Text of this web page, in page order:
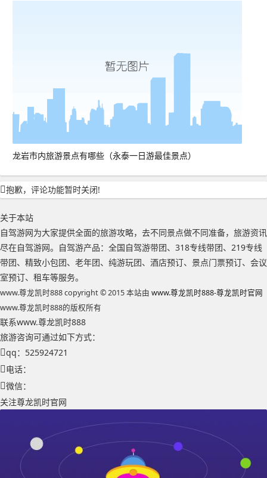
龙岩市内旅游景点有哪些（永泰一日游最佳景点）
抱歉，评论功能暂时关闭!
关于本站
自驾游网为大家提供全面的旅游攻略，去不同景点做不同准备，旅游资讯
尽在自驾游网。自驾游产品：全国自驾游带团、318专线带团、219专线
带团、精致小包团、老年团、纯游玩团、酒店预订、景点门票预订、会议
室预订、租车等服务。
www.尊龙凯时888 copyright © 2015 本站由 www.尊龙凯时888-尊龙凯时官网
www.尊龙凯时888的版权所有
联系www.尊龙凯时888
旅游咨询可通过如下方式：
qq：525924721
电话：
微信：
关注尊龙凯时官网